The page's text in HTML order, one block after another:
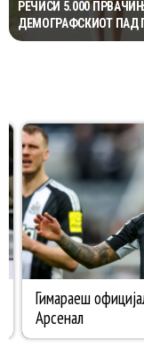
РЕЧИСИ 5.000
ДЕМОГРАФСКИОТ ПАД